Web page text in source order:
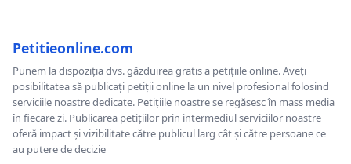
Petitieonline.com
Punem la dispoziția dvs. găzduirea gratis a petițiile online. Aveți
posibilitatea să publicați petiții online la un nivel profesional folosind
serviciile noastre dedicate. Petițiile noastre se regăsesc în mass media
în fiecare zi. Publicarea petițiilor prin intermediul serviciilor noastre
oferă impact și vizibilitate către publicul larg cât și către persoane ce
au putere de decizie